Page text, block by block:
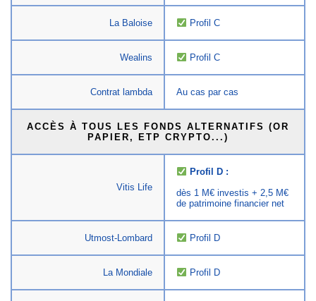
La Baloise Profil C
Wealins Profil C
Contrat lambda Au cas par cas
ACCÈS À TOUS LES FONDS ALTERNATIFS (OR
PAPIER, ETP CRYPTO...)
Vitis Life
Profil D :
dès 1 M€ investis + 2,5 M€
de patrimoine financier net
Utmost-Lombard Profil D
La Mondiale Profil D